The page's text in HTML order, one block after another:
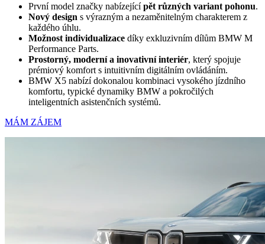
První model značky nabízejícípět různých variant pohonu.
Nový design s výrazným a nezaměnitelným charakterem z
každého úhlu.
Možnost individualizace díky exkluzivním dílům BMW M
Performance Parts.
Prostorný, moderní a inovativní interiér, který spojuje
prémiový komfort s intuitivním digitálním ovládáním.
BMW X5 nabízí dokonalou kombinaci vysokého jízdního
komfortu, typické dynamiky BMW a pokročilých
inteligentních asistenčních systémů.
MÁM ZÁJEM